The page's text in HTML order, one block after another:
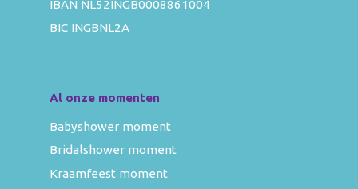
IBAN NL52INGB0008861004
BIC INGBNL2A
Al onze momenten
Babyshower moment
Bridalshower moment
Kraamfeest moment